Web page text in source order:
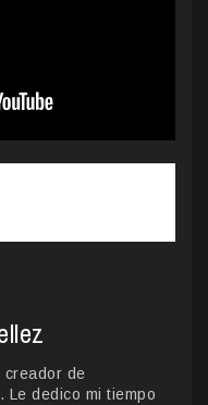
creador de
Le dedico mi tiempo